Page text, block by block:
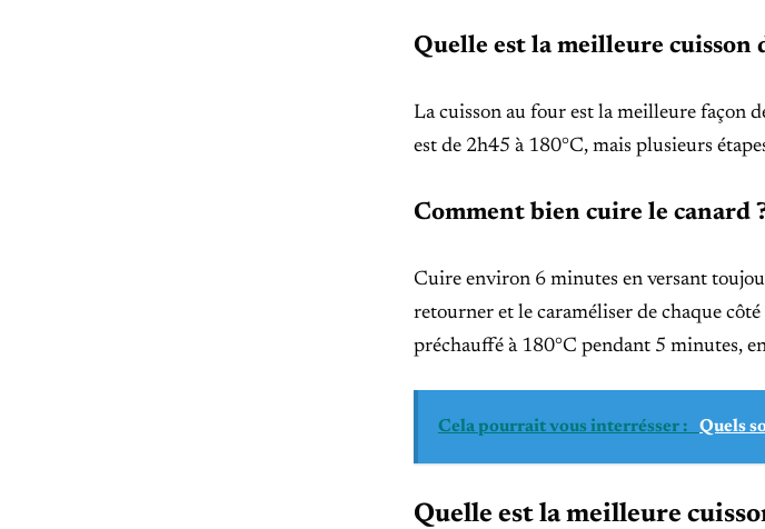
Quelle est la meilleure cuisson
La cuisson au four est la meilleure façon
est de 2h45 à 180°C, mais plusieurs
Comment bien cuire le canard
Cuire environ 6 minutes en versant
retourner et le caraméliser de chaque
préchauffé à 180°C pendant 5 minutes,
Cela pourrait vous interrésser : Quels
Quelle est la meilleure